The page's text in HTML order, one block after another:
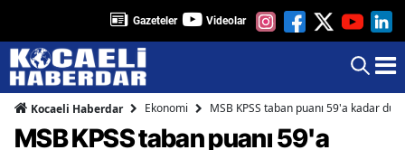
Gazeteler Videolar
Kocaeli Haberdar Ekonomi MSB KPSS taban puanı 59'a kadar
MSB KPSS taban puanı 59'a